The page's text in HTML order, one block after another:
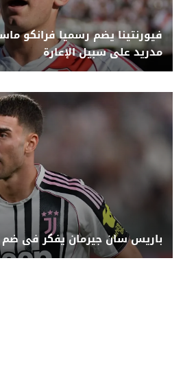
فيورنتينا يضم رسميا فرانكو
مدريد على سبيل الإعارة
باريس سان جيرمان يفكر فى ضم